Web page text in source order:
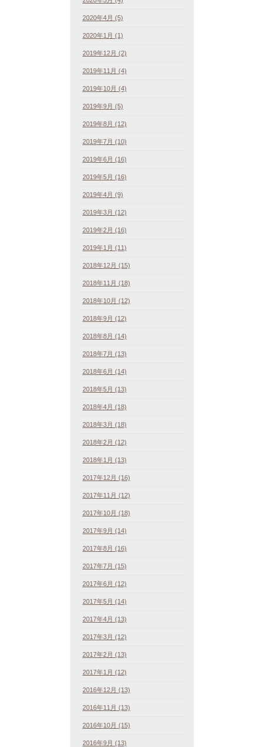
2020年4月 (5)
2020年1月 (1)
2019年12月 (2)
2019年11月 (4)
2019年10月 (4)
2019年9月 (5)
2019年8月 (12)
2019年7月 (10)
2019年6月 (16)
2019年5月 (16)
2019年4月 (9)
2019年3月 (12)
2019年2月 (16)
2019年1月 (11)
2018年12月 (15)
2018年11月 (18)
2018年10月 (12)
2018年9月 (12)
2018年8月 (14)
2018年7月 (13)
2018年6月 (14)
2018年5月 (13)
2018年4月 (18)
2018年3月 (18)
2018年2月 (12)
2018年1月 (13)
2017年12月 (16)
2017年11月 (12)
2017年10月 (18)
2017年9月 (14)
2017年8月 (16)
2017年7月 (15)
2017年6月 (12)
2017年5月 (14)
2017年4月 (13)
2017年3月 (12)
2017年2月 (13)
2017年1月 (12)
2016年12月 (13)
2016年11月 (13)
2016年10月 (15)
2016年9月 (13)